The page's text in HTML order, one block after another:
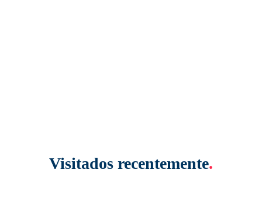
Visitados recentemente.